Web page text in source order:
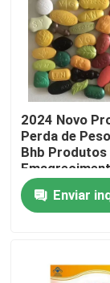
Casa
2024 Novo
Perda de
Bhb Produtos
Corporal
Enviar